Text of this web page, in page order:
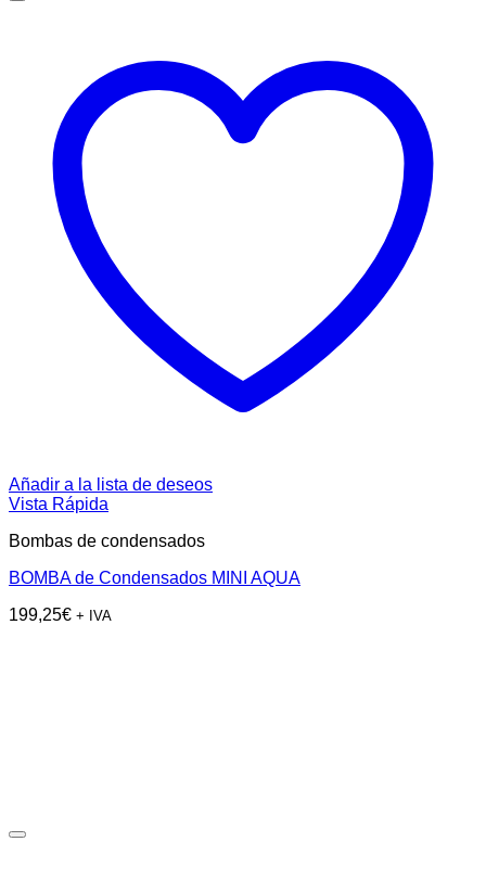
Añadir a la lista de deseos
Vista Rápida
Bombas de condensados
BOMBA de Condensados MINI AQUA
199,25€ + IVA